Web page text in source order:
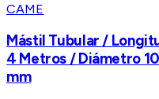
CAME
Mástil Tubular /
4 Metros / Diámetro
mm